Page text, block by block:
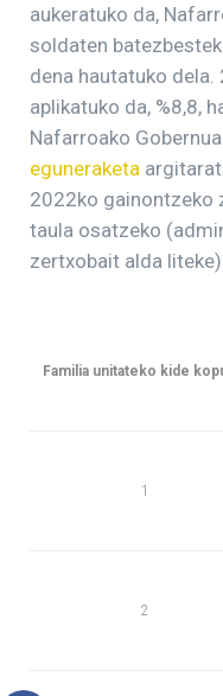
aukeratuko da,
soldaten
dena hautatuko
aplikatuko da, %8,8,
Nafarroako
eguneraketa
2022ko gainontzeko
taula osatzeko
zertxobait alda
Familia unitateko kide
1
2